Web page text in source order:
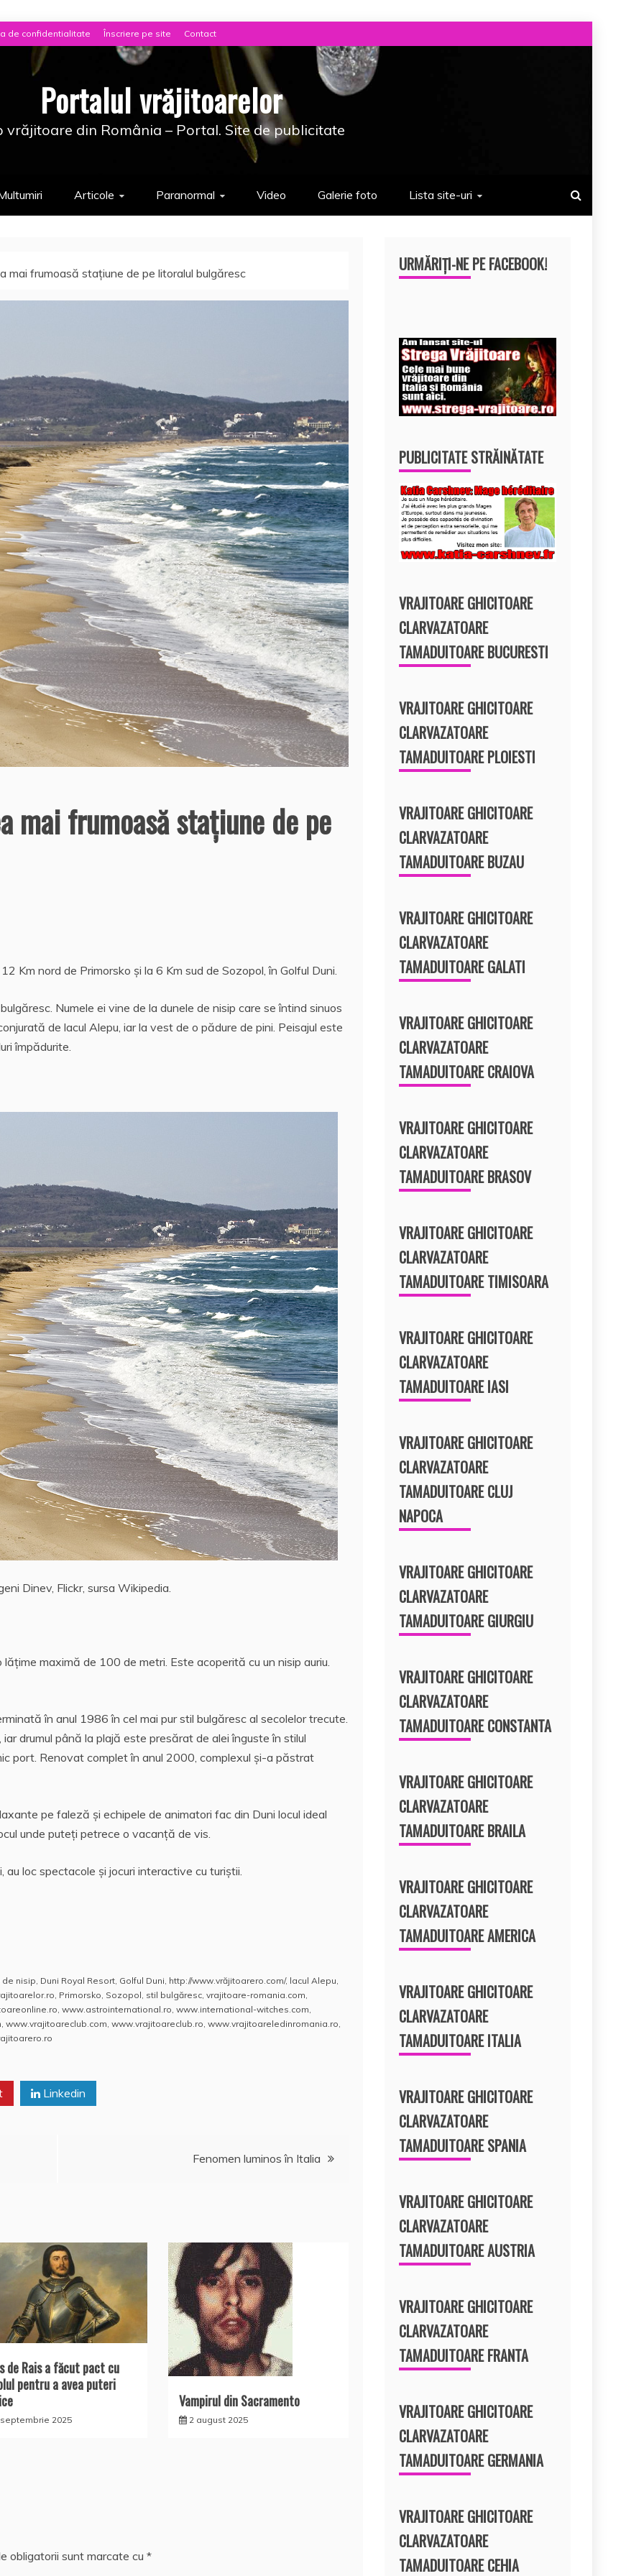
de confidentialitate Înscriere pe site Contact
Portalul vrăjitoarelor
vrăjitoare din România – Portal. Site de publicitate
Articole Paranormal Video Galerie foto Lista site-uri
mai frumoasă staţiune de pe litoralul bulgăresc
mai frumoasă staţiune de pe
Km nord de Primorsko şi la 6 Km sud de Sozopol, în Golful Duni.
Numele ei vine de la dunele de nisip care se întind sinuos
de lacul Alepu, iar la vest de o pădure de pini. Peisajul este
împădurite.
Dinev, Flickr, sursa Wikipedia.
maximă de 100 de metri. Este acoperită cu un nisip auriu.
în anul 1986 în cel mai pur stil bulgăresc al secolelor trecute.
drumul până la plajă este presărat de alei înguste în stilul
port. Renovat complet în anul 2000, complexul şi-a păstrat
pe faleză şi echipele de animatori fac din Duni locul ideal
unde puteţi petrece o vacanţă de vis.
loc spectacole şi jocuri interactive cu turiştii.
de nisip, Duni Royal Resort, Golful Duni, http://www.vrăjitoarero.com/, lacul Alepu,
, Primorsko, Sozopol, stil bulgăresc, vrajitoare-romania.com,
, www.astrointernational.ro, www.international-witches.com,
, www.vrajitoareclub.com, www.vrajitoareclub.ro, www.vrajitoareledinromania.ro,
Linkedin
Fenomen luminos în Italia
de Rais a făcut pact cu
pentru a avea puteri
2025
Vampirul din Sacramento
2 august 2025
obligatorii sunt marcate cu *
URMĂRIȚI-NE PE FACEBOOK!
PUBLICITATE STRĂINĂTATE
VRAJITOARE GHICITOARE
CLARVAZATOARE
TAMADUITOARE BUCURESTI
VRAJITOARE GHICITOARE
CLARVAZATOARE
TAMADUITOARE PLOIESTI
VRAJITOARE GHICITOARE
CLARVAZATOARE
TAMADUITOARE BUZAU
VRAJITOARE GHICITOARE
CLARVAZATOARE
TAMADUITOARE GALATI
VRAJITOARE GHICITOARE
CLARVAZATOARE
TAMADUITOARE CRAIOVA
VRAJITOARE GHICITOARE
CLARVAZATOARE
TAMADUITOARE BRASOV
VRAJITOARE GHICITOARE
CLARVAZATOARE
TAMADUITOARE TIMISOARA
VRAJITOARE GHICITOARE
CLARVAZATOARE
TAMADUITOARE IASI
VRAJITOARE GHICITOARE
CLARVAZATOARE
TAMADUITOARE CLUJ
NAPOCA
VRAJITOARE GHICITOARE
CLARVAZATOARE
TAMADUITOARE GIURGIU
VRAJITOARE GHICITOARE
CLARVAZATOARE
TAMADUITOARE CONSTANTA
VRAJITOARE GHICITOARE
CLARVAZATOARE
TAMADUITOARE BRAILA
VRAJITOARE GHICITOARE
CLARVAZATOARE
TAMADUITOARE AMERICA
VRAJITOARE GHICITOARE
CLARVAZATOARE
TAMADUITOARE ITALIA
VRAJITOARE GHICITOARE
CLARVAZATOARE
TAMADUITOARE SPANIA
VRAJITOARE GHICITOARE
CLARVAZATOARE
TAMADUITOARE AUSTRIA
VRAJITOARE GHICITOARE
CLARVAZATOARE
TAMADUITOARE FRANTA
VRAJITOARE GHICITOARE
CLARVAZATOARE
TAMADUITOARE GERMANIA
VRAJITOARE GHICITOARE
CLARVAZATOARE
TAMADUITOARE CEHIA